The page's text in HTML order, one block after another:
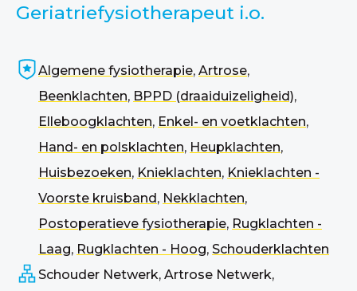
Geriatriefysiotherapeut i.o.
Algemene fysiotherapie, Artrose,
Beenklachten, BPPD (draaiduizeligheid),
Elleboogklachten, Enkel- en voetklachten,
Hand- en polsklachten, Heupklachten,
Huisbezoeken, Knieklachten, Knieklachten -
Voorste kruisband, Nekklachten,
Postoperatieve fysiotherapie, Rugklachten -
Laag, Rugklachten - Hoog, Schouderklachten
Schouder Netwerk, Artrose Netwerk,